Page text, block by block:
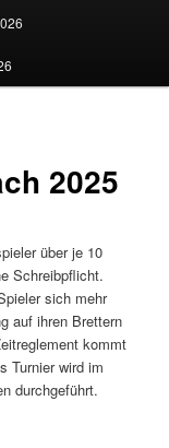
2025
über je 10
Schreibpflicht.
sich mehr
auf ihren Brettern
kommt
Turnier wird im
durchgeführt.